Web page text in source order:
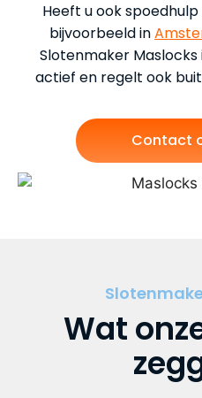
Heeft u ook
bijvoorbeeld in
Slotenmaker
actief en regelt ook
Contact
Wat